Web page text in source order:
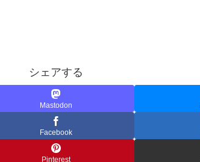
シェアする
Mastodon
Facebook
Pinterest